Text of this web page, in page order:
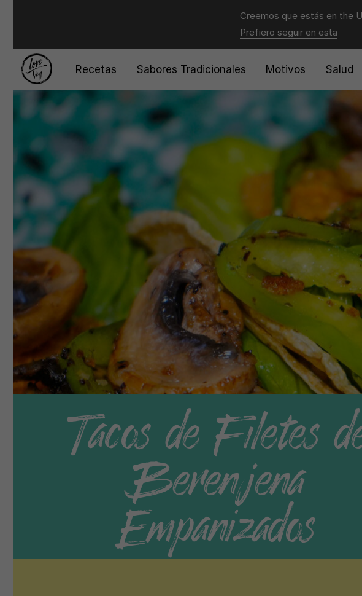
Creemos que estás en the
Prefiero seguir en esta
Recetas Sabores Tradicionales Motivos Salud
Tacos de Filetes
Berenjena
Empanizados